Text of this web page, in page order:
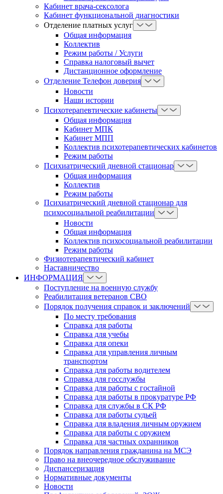
Кабинет врача-сексолога
Кабинет функциональной диагностики
Отделение платных услуг
Общая информация
Коллектив
Режим работы / Услуги
Справка налоговый вычет
Дистанционное оформление
Отделение Телефон доверия
Новости
Наши истории
Психотерапевтические кабинеты
Общая информация
Кабинет МПК
Кабинет МПП
Коллектив психотерапевтических кабинетов
Режим работы
Психиатрический дневной стационар
Общая информация
Коллектив
Режим работы
Психиатрический дневной стационар для
психосоциальной реабилитации
Новости
Общая информация
Коллектив психосоциальной реабилитации
Режим работы
Физиотерапевтический кабинет
Наставничество
ИНФОРМАЦИЯ
Поступление на военную службу
Реабилитация ветеранов СВО
Порядок получения справок и заключений
По месту требования
Справка для работы
Справка для учебы
Справка для опеки
Справка для управления личным
транспортом
Справка для работы водителем
Справка для госслужбы
Справка для работы с гостайной
Справка для работы в прокуратуре РФ
Справка для службы в СК РФ
Справка для работы судьей
Справка для владения личным оружием
Справка для работы с оружием
Справка для частных охранников
Порядок направления гражданина на МСЭ
Право на внеочередное обслуживание
Диспансеризация
Нормативные документы
Новости